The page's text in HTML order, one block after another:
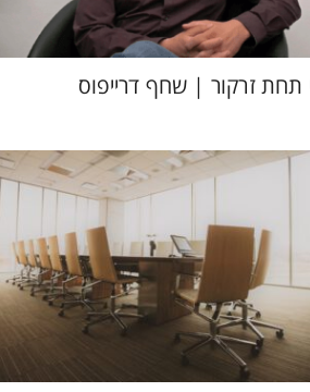
תחת זרקור | שחף דרייפוס